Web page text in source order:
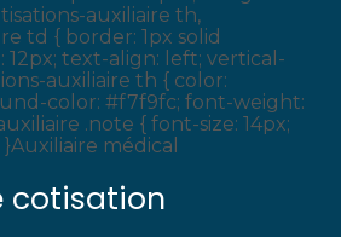
auxiliaire th,
td { border: 1px solid
12px; text-align: left; vertical-
auxiliaire th { color:
color: #f7f9fc; font-weight:
.note { font-size: 14px;
médical
cotisation